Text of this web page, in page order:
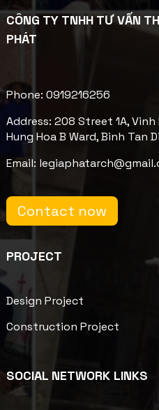
CÔNG TY TNHH TƯ VẤN
PHÁT
Phone: 0919216256
Address: 208 Street 1A,
Hung Hoa B Ward, Binh Tan
Email:
Contact now
PROJECT
Design Project
Construction Project
SOCIAL NETWORK LINKS